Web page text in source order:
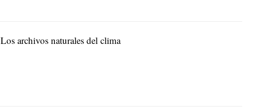
Los archivos naturales del clima